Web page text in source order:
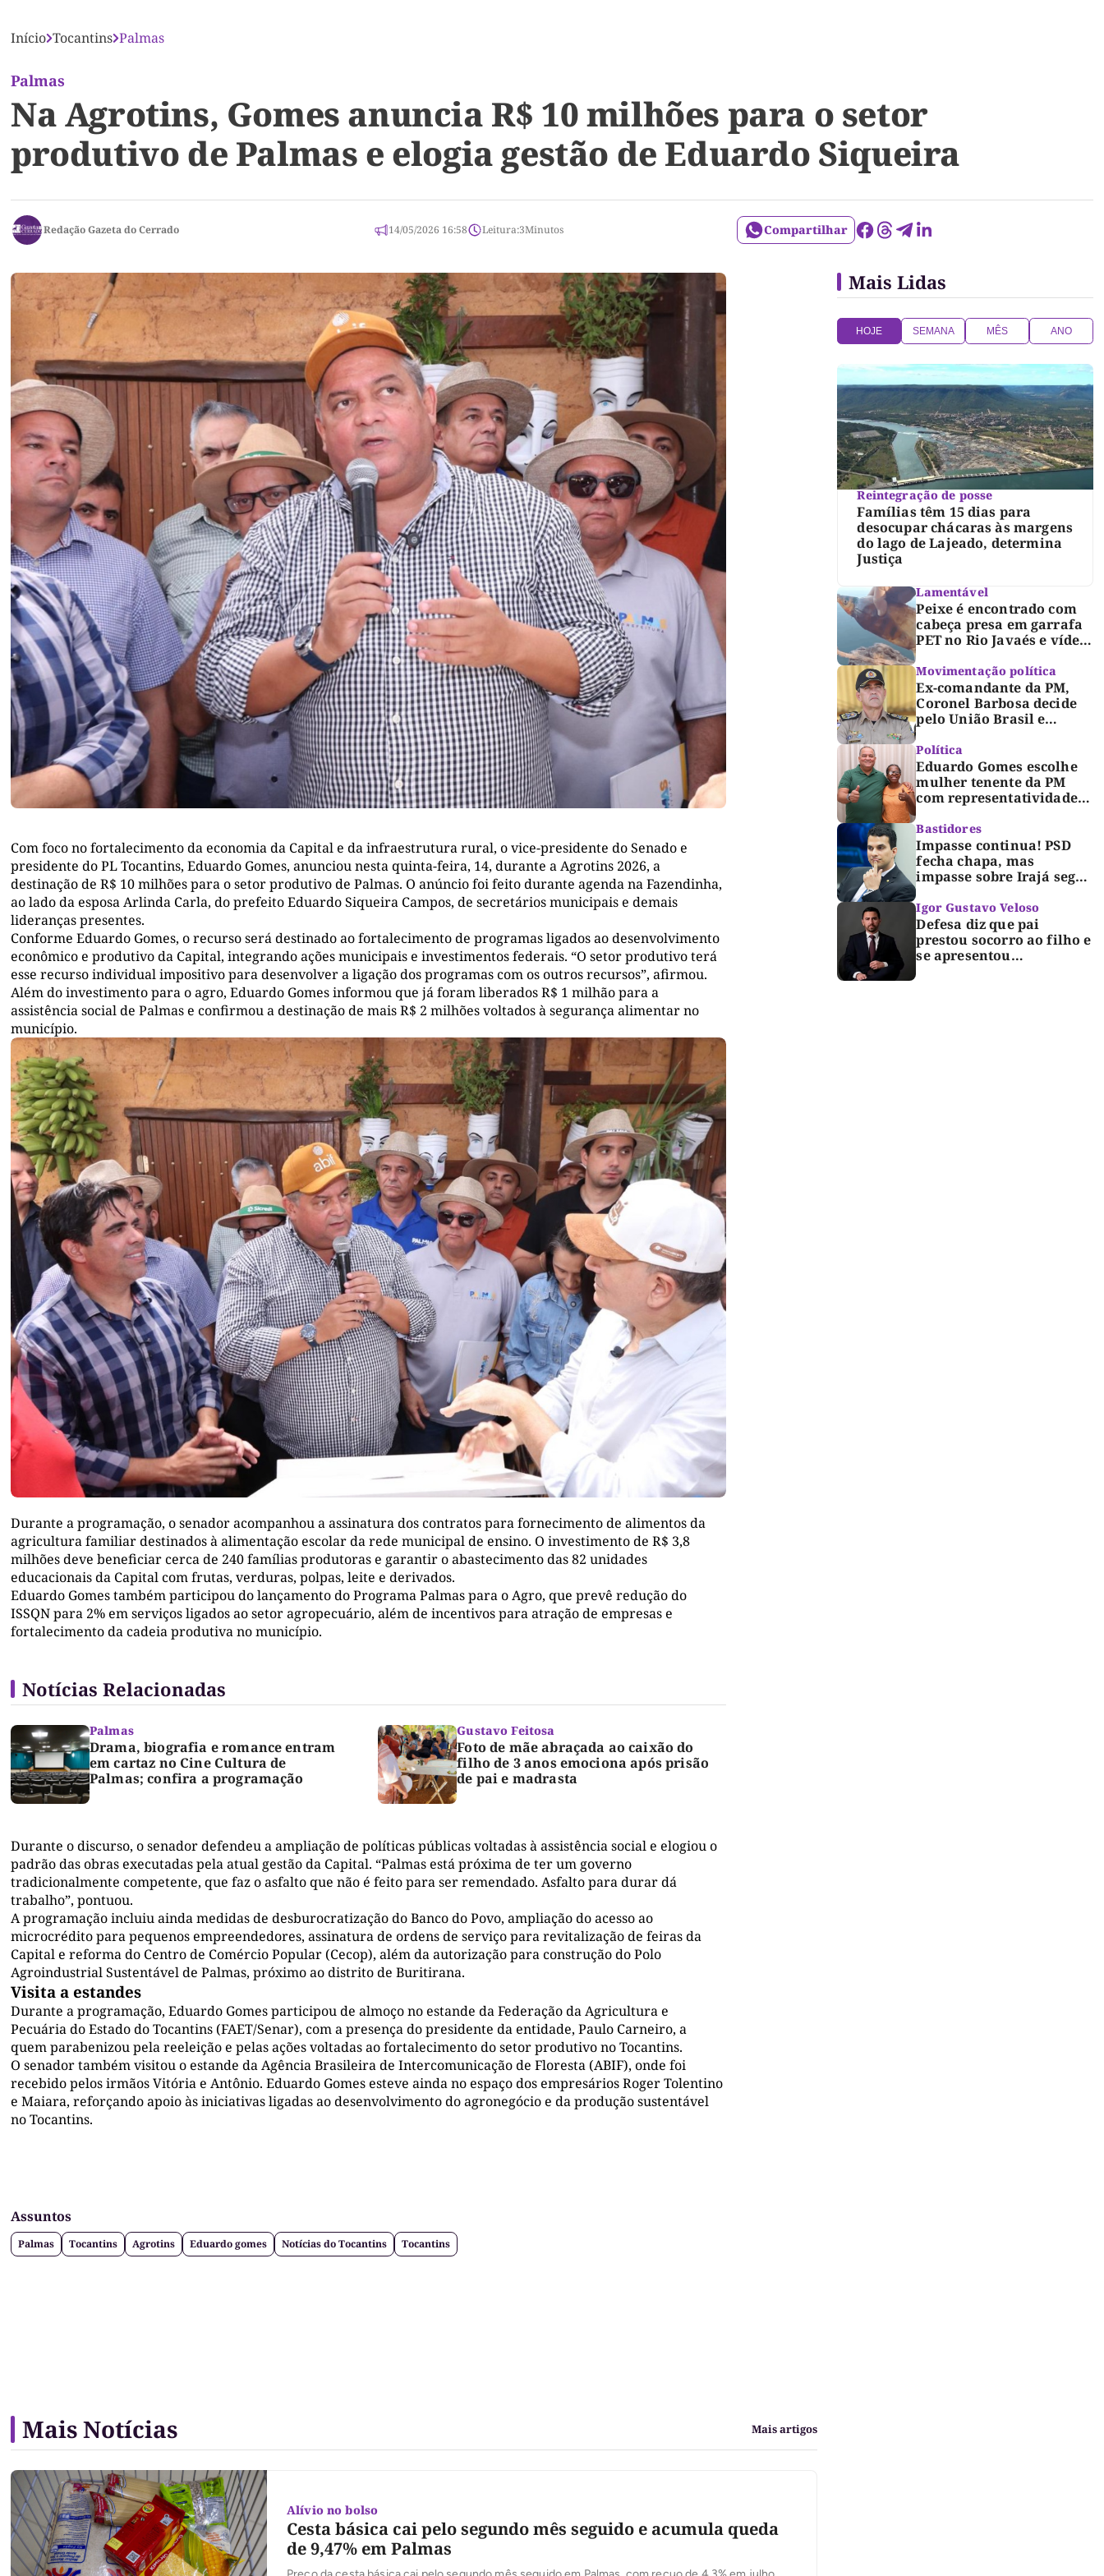
Início Tocantins Palmas
Palmas
Na Agrotins, Gomes anuncia R$ 10 milhões para o setor
produtivo de Palmas e elogia gestão de Eduardo Siqueira
Redação Gazeta do Cerrado 14/05/2026 16:58 Leitura:3Minutos Compartilhar
Com foco no fortalecimento da economia da Capital e da infraestrutura rural, o vice-presidente do Senado e
presidente do PL Tocantins, Eduardo Gomes, anunciou nesta quinta-feira, 14, durante a Agrotins 2026, a
destinação de R$ 10 milhões para o setor produtivo de Palmas. O anúncio foi feito durante agenda na Fazendinha,
ao lado da esposa Arlinda Carla, do prefeito Eduardo Siqueira Campos, de secretários municipais e demais
lideranças presentes.
Conforme Eduardo Gomes, o recurso será destinado ao fortalecimento de programas ligados ao desenvolvimento
econômico e produtivo da Capital, integrando ações municipais e investimentos federais. “O setor produtivo terá
esse recurso individual impositivo para desenvolver a ligação dos programas com os outros recursos”, afirmou.
Além do investimento para o agro, Eduardo Gomes informou que já foram liberados R$ 1 milhão para a
assistência social de Palmas e confirmou a destinação de mais R$ 2 milhões voltados à segurança alimentar no
município.
Durante a programação, o senador acompanhou a assinatura dos contratos para fornecimento de alimentos da
agricultura familiar destinados à alimentação escolar da rede municipal de ensino. O investimento de R$ 3,8
milhões deve beneficiar cerca de 240 famílias produtoras e garantir o abastecimento das 82 unidades
educacionais da Capital com frutas, verduras, polpas, leite e derivados.
Eduardo Gomes também participou do lançamento do Programa Palmas para o Agro, que prevê redução do
ISSQN para 2% em serviços ligados ao setor agropecuário, além de incentivos para atração de empresas e
fortalecimento da cadeia produtiva no município.
Notícias Relacionadas
Palmas
Drama, biografia e romance entram
em cartaz no Cine Cultura de
Palmas; confira a programação
Gustavo Feitosa
Foto de mãe abraçada ao caixão do
filho de 3 anos emociona após prisão
de pai e madrasta
Durante o discurso, o senador defendeu a ampliação de políticas públicas voltadas à assistência social e elogiou o
padrão das obras executadas pela atual gestão da Capital. “Palmas está próxima de ter um governo
tradicionalmente competente, que faz o asfalto que não é feito para ser remendado. Asfalto para durar dá
trabalho”, pontuou.
A programação incluiu ainda medidas de desburocratização do Banco do Povo, ampliação do acesso ao
microcrédito para pequenos empreendedores, assinatura de ordens de serviço para revitalização de feiras da
Capital e reforma do Centro de Comércio Popular (Cecop), além da autorização para construção do Polo
Agroindustrial Sustentável de Palmas, próximo ao distrito de Buritirana.
Visita a estandes
Durante a programação, Eduardo Gomes participou de almoço no estande da Federação da Agricultura e
Pecuária do Estado do Tocantins (FAET/Senar), com a presença do presidente da entidade, Paulo Carneiro, a
quem parabenizou pela reeleição e pelas ações voltadas ao fortalecimento do setor produtivo no Tocantins.
O senador também visitou o estande da Agência Brasileira de Intercomunicação de Floresta (ABIF), onde foi
recebido pelos irmãos Vitória e Antônio. Eduardo Gomes esteve ainda no espaço dos empresários Roger Tolentino
e Maiara, reforçando apoio às iniciativas ligadas ao desenvolvimento do agronegócio e da produção sustentável
no Tocantins.
Assuntos
Palmas Tocantins Agrotins Eduardo gomes Notícias do Tocantins Tocantins
Mais Lidas
HOJE SEMANA MÊS ANO
Reintegração de posse
Famílias têm 15 dias para
desocupar chácaras às margens
do lago de Lajeado, determina
Justiça
Lamentável
Peixe é encontrado com
cabeça presa em garrafa
PET no Rio Javaés e vídeo
lixo nos rios
Movimentação política
Ex-comandante da PM,
Coronel Barbosa decide
pelo União Brasil e
Dorinha
Política
Eduardo Gomes escolhe
mulher tenente da PM
com representatividade e
para compor segunda
suplência ao Senado
Bastidores
Impasse continua! PSD
fecha chapa, mas
impasse sobre Irajá segue
TRE; Laurez diz que nome
dele não foi homologado
Igor Gustavo Veloso
Defesa diz que pai
prestou socorro ao filho e
se apresentou
Mais Notícias Mais artigos
Alívio no bolso
Cesta básica cai pelo segundo mês seguido e acumula queda
de 9,47% em Palmas